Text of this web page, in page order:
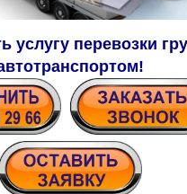
услугу перевозки
!